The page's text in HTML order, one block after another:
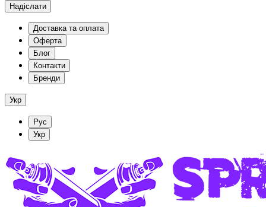
Надіслати
Доставка та оплата
Оферта
Блог
Контакти
Бренди
Укр
Рус
Укр